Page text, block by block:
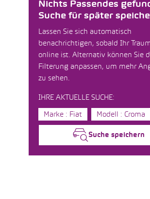
Nichts Passendes
Suche für später
Lassen Sie sich automatisch
benachrichtigen, sobald Ihr
online ist. Alternativ können Sie
Filterung anpassen, um mehr
zu sehen.
IHRE AKTUELLE SUCHE:
Marke : Fiat Modell : Croma
Suche speichern